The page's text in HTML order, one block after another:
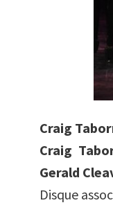
Craig
Craig
Gerald
Disque